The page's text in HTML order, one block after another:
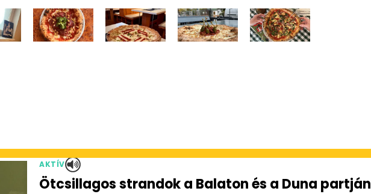
AKTÍV
Ötcsillagos strandok a Balaton és a Duna partján